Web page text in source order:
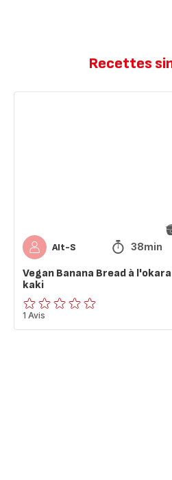
Recettes
Alt-S 38min
Vegan Banana Bread à
kaki
ratings.0
1 Avis